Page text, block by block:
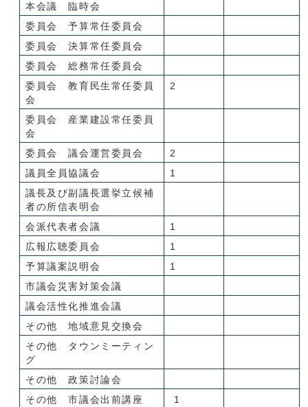
本会議 臨時会
委員会 予算常任委員会
委員会 決算常任委員会
委員会 総務常任委員会
委員会 教育民生常任委員
会
2
委員会 産業建設常任委員
会
委員会 議会運営委員会
2
議員全員協議会
1
議長及び副議長選挙立候補
者の所信表明会
会派代表者会議
1
広報広聴委員会
1
予算議案説明会
1
市議会災害対策会議
議会活性化推進会議
その他 地域意見交換会
その他 タウンミーティン
グ
その他 政策討論会
その他 市議会出前講座
1